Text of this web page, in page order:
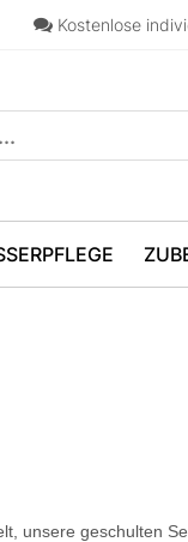
Kostenlose
unsere geschulten